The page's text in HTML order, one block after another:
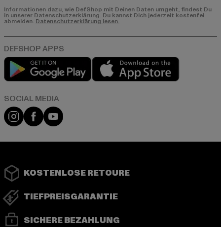
Informationen dazu, wie DefShop mit Deinen Daten umgeht, findest Du
in unserer Datenschutzerklärung. Du kannst Dich jederzeit kostenfei
abmelden. Datenschutzerklärung lesen.
Play market
Instagram
FacebookYouTube
KOSTENLOSE RETOURE
TIEFPREISGARANTIE
SICHERE BEZAHLUNG